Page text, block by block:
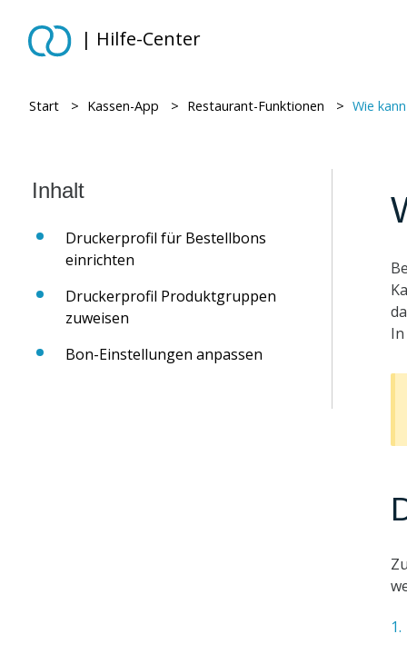
| Hilfe-Center
Start > ​ Kassen-App > ​ Restaurant-Funktionen > ​ Wie
Druckerprofil für Bestellbons
einrichten
Druckerprofil Produktgruppen
zuweisen
Bon-Einstellungen anpassen